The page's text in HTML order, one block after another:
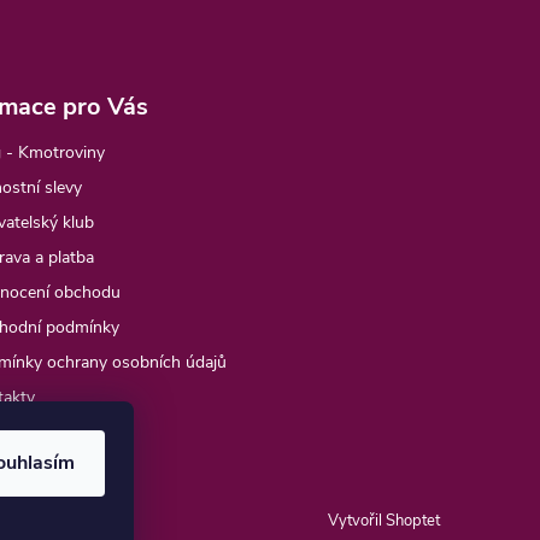
pro Vás
- Kmotroviny
slevy
klub
a platba
obchodu
podmínky
ochrany osobních údajů
objednávka
Vytvořil Shoptet